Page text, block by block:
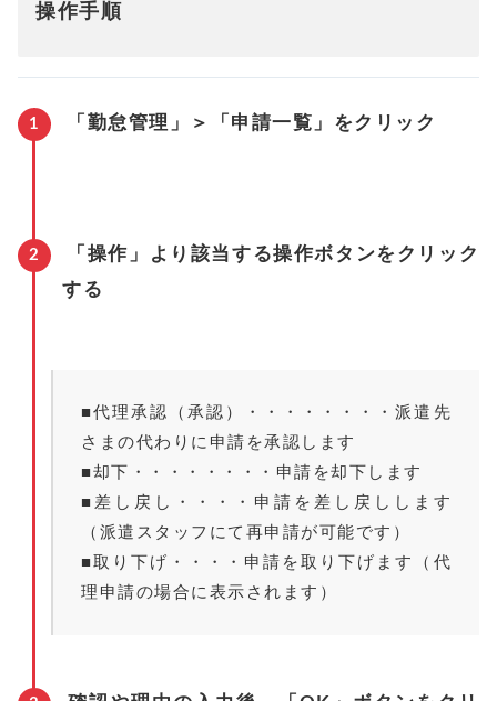
操作手順
「勤怠管理」＞「申請一覧」をクリック
「操作」より該当する操作ボタンをクリック
する
■代理承認（承認）・・・・・・・・派遣先
さまの代わりに申請を承認します
■却下・・・・・・・・申請を却下します
■差し戻し・・・・申請を差し戻しします
（派遣スタッフにて再申請が可能です）
■取り下げ・・・・申請を取り下げます（代
理申請の場合に表示されます）